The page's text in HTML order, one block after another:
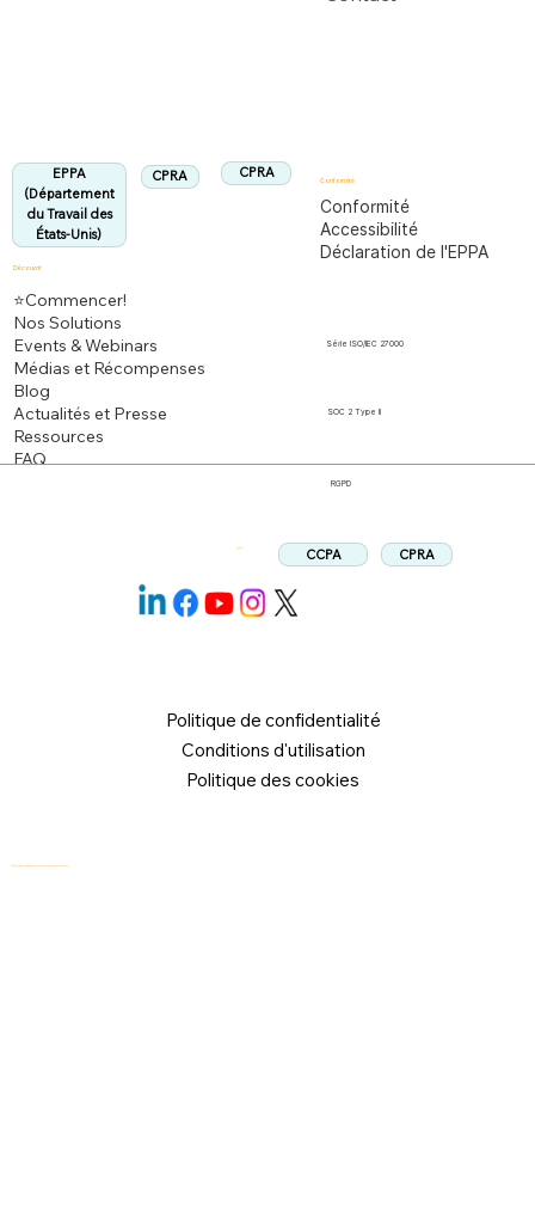
CPRA
EPPA
(Département
du Travail des
États-Unis)
CPRA
Découvrir
⭐Commencer!
Nos Solutions
Events & Webinars
Médias et Récompenses
Blog
Actualités et Presse
Ressources
FAQ
Conformité
Conformité
Accessibilité
Déclaration de l'EPPA
Série ISO/IEC 27000
Politique de confidentialité
Conditions d'utilisation
Politique des cookies
SOC 2 Type II
RGPD
CCPA CPRA